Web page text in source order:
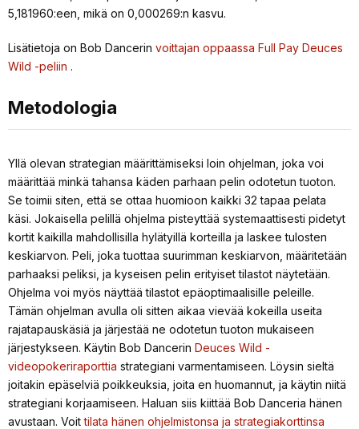
5,181960:een, mikä on 0,000269:n kasvu.
Lisätietoja on Bob Dancerin voittajan oppaassa Full Pay Deuces
Wild -peliin .
Metodologia
Yllä olevan strategian määrittämiseksi loin ohjelman, joka voi
määrittää minkä tahansa käden parhaan pelin odotetun tuoton.
Se toimii siten, että se ottaa huomioon kaikki 32 tapaa pelata
käsi. Jokaisella pelillä ohjelma pisteyttää systemaattisesti pidetyt
kortit kaikilla mahdollisilla hylätyillä korteilla ja laskee tulosten
keskiarvon. Peli, joka tuottaa suurimman keskiarvon, määritetään
parhaaksi peliksi, ja kyseisen pelin erityiset tilastot näytetään.
Ohjelma voi myös näyttää tilastot epäoptimaalisille peleille.
Tämän ohjelman avulla oli sitten aikaa vievää kokeilla useita
rajatapauskäsiä ja järjestää ne odotetun tuoton mukaiseen
järjestykseen. Käytin Bob Dancerin Deuces Wild -
videopokeriraporttia strategiani varmentamiseen. Löysin sieltä
joitakin epäselviä poikkeuksia, joita en huomannut, ja käytin niitä
strategiani korjaamiseen. Haluan siis kiittää Bob Danceria hänen
avustaan. Voittilata hänen ohjelmistonsa ja strategiakorttinsa